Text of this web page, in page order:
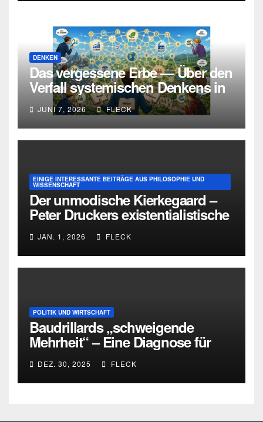
DENKEN
Das vergessene Erbe — Über den
Verfall systemischen Denkens in
Deutschland
JUNI 7, 2026 FLECK
EINIGE INTERESSANTE BEITRÄGE AUS PHILOSOPHIE UND
WISSENSCHAFT
Der unmodische Kierkegaard –
Peter Druckers existentialistische
Intervention von 1933
JAN. 1, 2026 FLECK
POLITIK UND WIRTSCHAFT
Baudrillards „schweigende
Mehrheit“ – Eine Diagnose für
heute
DEZ. 30, 2025 FLECK